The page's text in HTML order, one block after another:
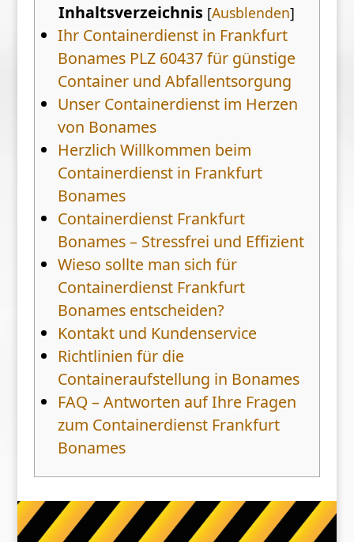
Inhaltsverzeichnis [Ausblenden]
Ihr Containerdienst in Frankfurt
Bonames PLZ 60437 für günstige
Container und Abfallentsorgung
Unser Containerdienst im Herzen
von Bonames
Herzlich Willkommen beim
Containerdienst in Frankfurt
Bonames
Containerdienst Frankfurt
Bonames – Stressfrei und Effizient
Wieso sollte man sich für
Containerdienst Frankfurt
Bonames entscheiden?
Kontakt und Kundenservice
Richtlinien für die
Containeraufstellung in Bonames
FAQ – Antworten auf Ihre Fragen
zum Containerdienst Frankfurt
Bonames